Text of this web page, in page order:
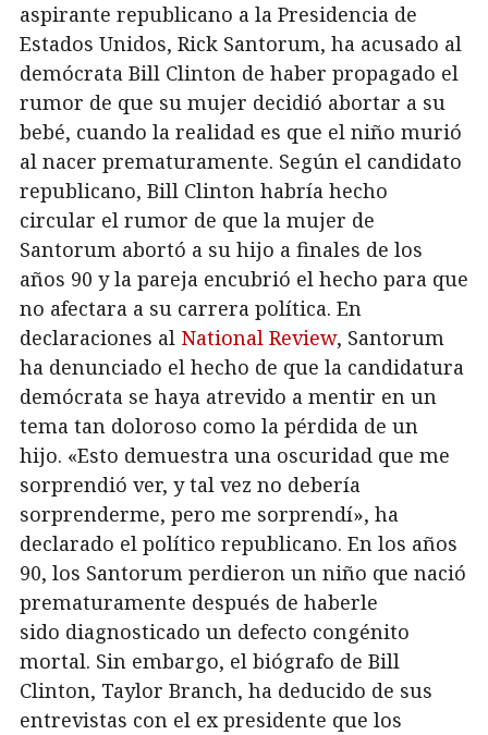
aspirante republicano a la Presidencia de
Estados Unidos, Rick Santorum, ha acusado al
demócrata Bill Clinton de haber propagado el
rumor de que su mujer decidió abortar a su
bebé, cuando la realidad es que el niño murió
al nacer prematuramente. Según el candidato
republicano, Bill Clinton habría hecho
circular el rumor de que la mujer de
Santorum abortó a su hijo a finales de los
años 90 y la pareja encubrió el hecho para que
no afectara a su carrera política. En
declaraciones al National Review, Santorum
ha denunciado el hecho de que la candidatura
demócrata se haya atrevido a mentir en un
tema tan doloroso como la pérdida de un
hijo. «Esto demuestra una oscuridad que me
sorprendió ver, y tal vez no debería
sorprenderme, pero me sorprendí», ha
declarado el político republicano. En los años
90, los Santorum perdieron un niño que nació
prematuramente después de haberle
sido diagnosticado un defecto congénito
mortal. Sin embargo, el biógrafo de Bill
Clinton, Taylor Branch, ha deducido de sus
entrevistas con el ex presidente que los